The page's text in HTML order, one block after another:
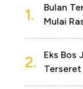
1.
Bulan
Mulai
2.
Eks Bos
Terseret